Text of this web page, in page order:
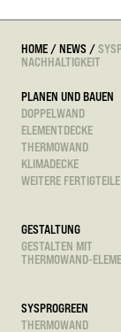
HOME /NEWS /
NACHHALTIGKEIT
PLANEN UND BAUEN
DOPPELWAND
ELEMENTDECKE
THERMOWAND
KLIMADECKE
WEITERE FERTIGTEILE
GESTALTUNG
GESTALTEN MIT
THERMOWAND-
SYSPROGREEN
THERMOWAND